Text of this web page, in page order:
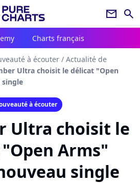
newsletter search
Charts français
à écouter / Actualité de
Ultra choisit le délicat "Open
à écouter
Ultra choisit le
Arms"
single